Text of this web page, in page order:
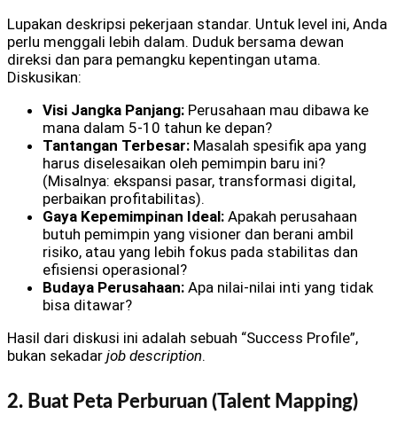
Lupakan deskripsi pekerjaan standar. Untuk level ini, Anda
perlu menggali lebih dalam. Duduk bersama dewan
direksi dan para pemangku kepentingan utama.
Diskusikan:
Visi Jangka Panjang: Perusahaan mau dibawa ke
mana dalam 5-10 tahun ke depan?
Tantangan Terbesar: Masalah spesifik apa yang
harus diselesaikan oleh pemimpin baru ini?
(Misalnya: ekspansi pasar, transformasi digital,
perbaikan profitabilitas).
Gaya Kepemimpinan Ideal: Apakah perusahaan
butuh pemimpin yang visioner dan berani ambil
risiko, atau yang lebih fokus pada stabilitas dan
efisiensi operasional?
Budaya Perusahaan: Apa nilai-nilai inti yang tidak
bisa ditawar?
Hasil dari diskusi ini adalah sebuah “Success Profile”,
bukan sekadar job description.
2. Buat Peta Perburuan (Talent Mapping)